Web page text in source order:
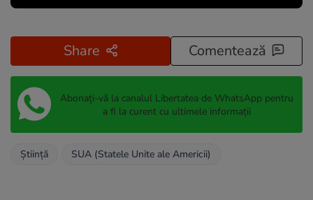
Share Comentează
Abonați-vă la canalul Libertatea de WhatsApp pentru
a fi la curent cu ultimele informații
Știință SUA (Statele Unite ale Americii)